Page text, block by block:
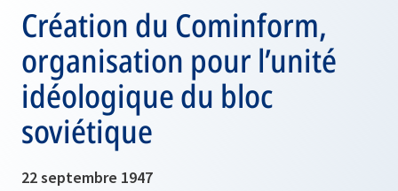
Création du Cominform,
organisation pour l’unité
idéologique du bloc
soviétique
22 septembre 1947